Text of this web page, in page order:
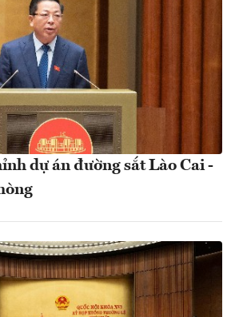
dự án đường sắt Lào Cai -